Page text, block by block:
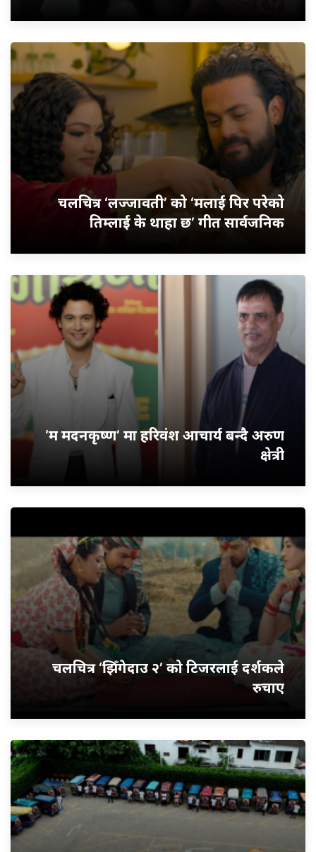
चलचित्र ‘लज्जावती’ को ‘मलाई पिर परेको
तिम्लाई के थाहा छ’ गीत सार्वजनिक
‘म मदनकृष्ण’ मा हरिवंश आचार्य बन्दै अरुण
क्षेत्री
चलचित्र ‘झिँगेदाउ २’ को टिजरलाई दर्शकले
रुचाए